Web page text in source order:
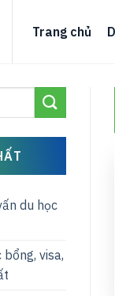
Trang chủ
du học
visa,